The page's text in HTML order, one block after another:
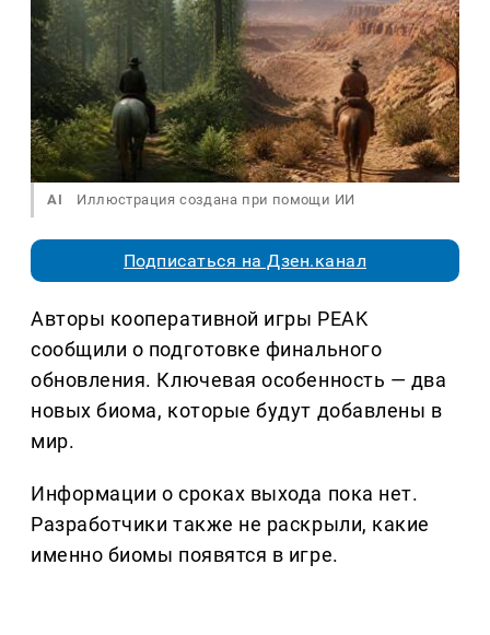
AI Иллюстрация создана при помощи ИИ
Подписаться на Дзен.канал
Авторы кооперативной игры PEAK
сообщили о подготовке финального
обновления. Ключевая особенность — два
новых биома, которые будут добавлены в
мир.
Информации о сроках выхода пока нет.
Разработчики также не раскрыли, какие
именно биомы появятся в игре.